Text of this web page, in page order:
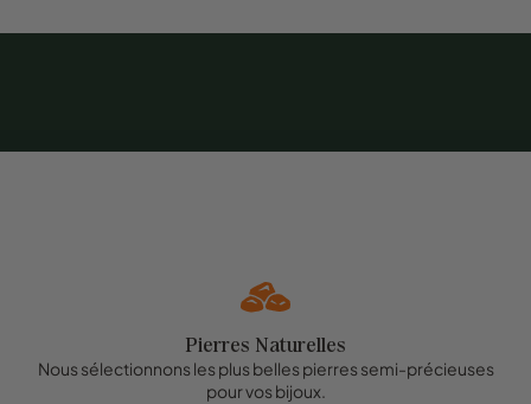
Pierres Naturelles
Nous sélectionnons les plus belles pierres semi-précieuses
pour vos bijoux.